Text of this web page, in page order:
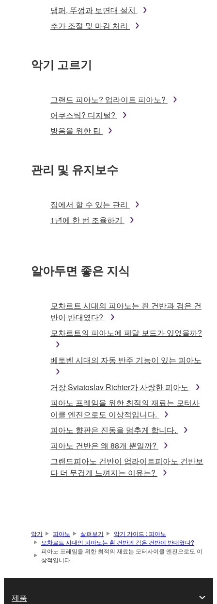
댐퍼, 뚜껑과 보면대 설치
추가 조절 및 마감 처리
악기 고르기
그랜드 피아노? 업라이트 피아노?
어쿠스틱? 디지털?
방음을 위한 팁
관리 및 유지보수
집에서 할 수 있는 관리
1년에 한 번 조율하기
알아두면 좋은 지식
모차르트 시대의 피아노는 흰 건반과 검은 건
반이 반대였다?
모차르트의 피아노에 페달 보드가 있었을까?
베토벤 시대의 자동 반주 기능이 있는 피아노
거장 Sviatoslav Richter가 사랑한 피아노
피아노 프레임을 위한 최적의 재료는 모터사
이클 엔진으로도 이상적입니다.
피아노 향판은 진동을 멈추게 합니다.
피아노 건반은 왜 88개 뿐일까?
그랜드피아노 건반이 업라이트피아노 건반보
다 더 무겁게 느껴지는 이유는?
악기 피아노 살펴보기
악기 가이드 : 피아노
모차르트 시대의 피아노는 흰 건반과 검은 건반이 반대였다?
피아노 프레임을 위한 최적의 재료는 모터사이클 엔진으로도 이
상적입니다.
제품